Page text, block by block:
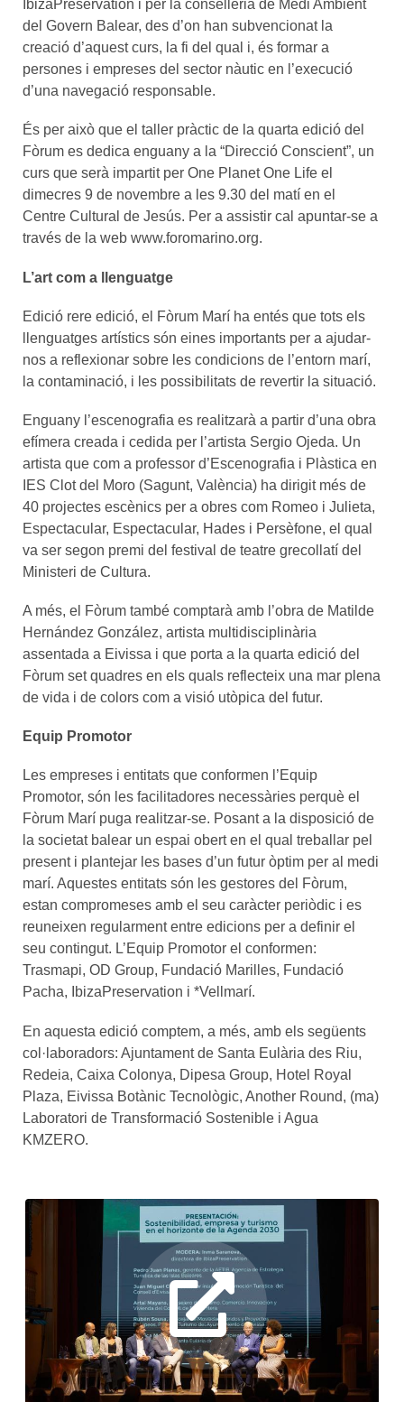
IbizaPreservation i per la conselleria de Medi Ambient
del Govern Balear, des d’on han subvencionat la
creació d’aquest curs, la fi del qual i, és formar a
persones i empreses del sector nàutic en l’execució
d’una navegació responsable.
És per això que el taller pràctic de la quarta edició del
Fòrum es dedica enguany a la “Direcció Conscient”, un
curs que serà impartit per One Planet One Life el
dimecres 9 de novembre a les 9.30 del matí en el
Centre Cultural de Jesús. Per a assistir cal apuntar-se a
través de la web www.foromarino.org.
L’art com a llenguatge
Edició rere edició, el Fòrum Marí ha entés que tots els
llenguatges artístics són eines importants per a ajudar-
nos a reflexionar sobre les condicions de l’entorn marí,
la contaminació, i les possibilitats de revertir la situació.
Enguany l’escenografia es realitzarà a partir d’una obra
efímera creada i cedida per l’artista Sergio Ojeda. Un
artista que com a professor d’Escenografia i Plàstica en
IES Clot del Moro (Sagunt, València) ha dirigit més de
40 projectes escènics per a obres com Romeo i Julieta,
Espectacular, Espectacular, Hades i Persèfone, el qual
va ser segon premi del festival de teatre grecollatí del
Ministeri de Cultura.
A més, el Fòrum també comptarà amb l’obra de Matilde
Hernández González, artista multidisciplinària
assentada a Eivissa i que porta a la quarta edició del
Fòrum set quadres en els quals reflecteix una mar plena
de vida i de colors com a visió utòpica del futur.
Equip Promotor
Les empreses i entitats que conformen l’Equip
Promotor, són les facilitadores necessàries perquè el
Fòrum Marí puga realitzar-se. Posant a la disposició de
la societat balear un espai obert en el qual treballar pel
present i plantejar les bases d’un futur òptim per al medi
marí. Aquestes entitats són les gestores del Fòrum,
estan compromeses amb el seu caràcter periòdic i es
reuneixen regularment entre edicions per a definir el
seu contingut. L’Equip Promotor el conformen:
Trasmapi, OD Group, Fundació Marilles, Fundació
Pacha, IbizaPreservation i *Vellmarí.
En aquesta edició comptem, a més, amb els següents
col·laboradors: Ajuntament de Santa Eulària des Riu,
Redeia, Caixa Colonya, Dipesa Group, Hotel Royal
Plaza, Eivissa Botànic Tecnològic, Another Round, (ma)
Laboratori de Transformació Sostenible i Agua
KMZERO.